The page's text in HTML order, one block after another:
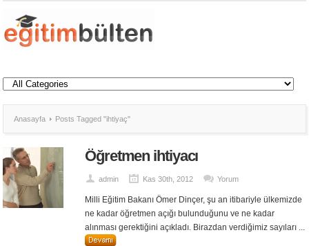
Anasayfa Posts Tagged "ihtiyaç"
Öğretmen ihtiyacı
admin Kas 30th, 2012 Yorum
Milli Eğitim Bakanı Ömer Dinçer, şu an itibariyle ülkemizde
ne kadar öğretmen açığı bulunduğunu ve ne kadar
alınması gerektiğini açıkladı. Birazdan verdiğimiz sayıları ...